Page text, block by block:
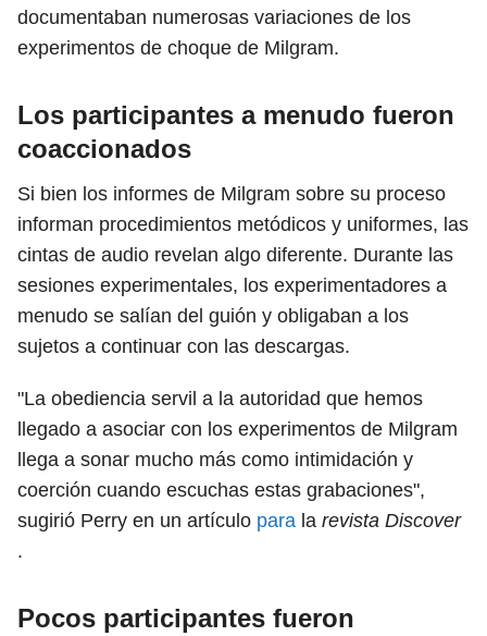
documentaban numerosas variaciones de los
experimentos de choque de Milgram.
Los participantes a menudo fueron
coaccionados
Si bien los informes de Milgram sobre su proceso
informan procedimientos metódicos y uniformes, las
cintas de audio revelan algo diferente. Durante las
sesiones experimentales, los experimentadores a
menudo se salían del guión y obligaban a los
sujetos a continuar con las descargas.
"La obediencia servil a la autoridad que hemos
llegado a asociar con los experimentos de Milgram
llega a sonar mucho más como intimidación y
coerción cuando escuchas estas grabaciones",
sugirió Perry en un artículo para la revista Discover
.
Pocos participantes fueron